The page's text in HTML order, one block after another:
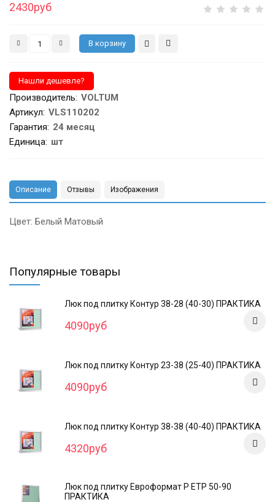
2430руб
Производитель: VOLTUM
Артикул: VLS110202
Гарантия: 24 месяц
Единица: шт
Описание Отзывы Изображения
Цвет: Белый Матовый
Популярные товары
Люк под плитку Контур 38-28 (40-30) ПРАКТИКА
4090руб
Люк под плитку Контур 23-38 (25-40) ПРАКТИКА
4090руб
Люк под плитку Контур 38-38 (40-40) ПРАКТИКА
4320руб
Люк под плитку Евроформат Р ЕТР 50-90
ПРАКТИКА